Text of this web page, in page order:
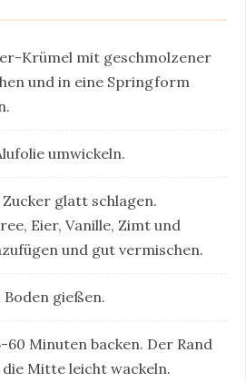
Krümel mit geschmolzener
und in eine Springform
umwickeln.
glatt schlagen.
Eier, Vanille, Zimt und
und gut vermischen.
Boden gießen.
60 Minuten backen. Der Rand
Mitte leicht wackeln.